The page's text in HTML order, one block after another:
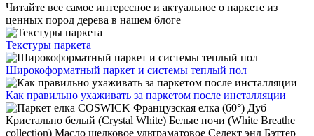
Читайте все самое интересное и актуальное о паркете из
ценных пород дерева в нашем блоге
Текстуры паркета
Широкоформатный паркет и системы теплый пол
Как правильно ухаживать за паркетом после инсталляции